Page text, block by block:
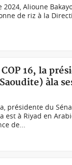
2024, Alioune
de riz à la
16, la
àla
présidente du
est à Riyad en
de...